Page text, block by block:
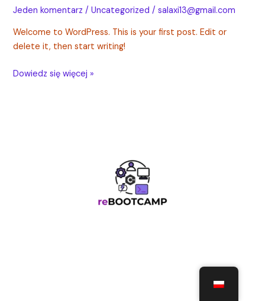
Jeden komentarz /Uncategorized /salaxi13@gmail.com
Welcome to WordPress. This is your first post. Edit or
delete it, then start writing!
Dowiedz się więcej »